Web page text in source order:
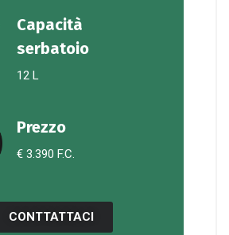
Capacità
serbatoio
12 L
Prezzo
€ 3.390 F.C.
CONTTATTACI